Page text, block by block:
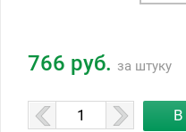
766 руб. за штуку